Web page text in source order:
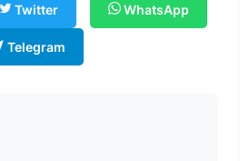
Twitter WhatsApp
Telegram